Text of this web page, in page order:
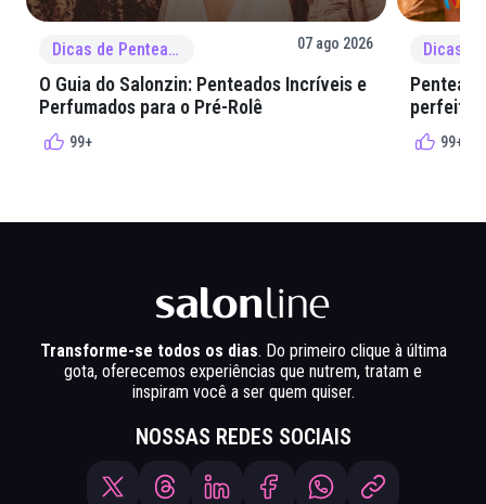
Dicas de Penteado 07 ago 2026
O Guia do Salonzin: Penteados Incríveis e
Perfumados para o Pré-Rolê
99+
perfeita
99+
Transforme-se todos os dias. Do primeiro clique à última
gota, oferecemos experiências que nutrem, tratam e
inspiram você a ser quem quiser.
NOSSAS REDES SOCIAIS